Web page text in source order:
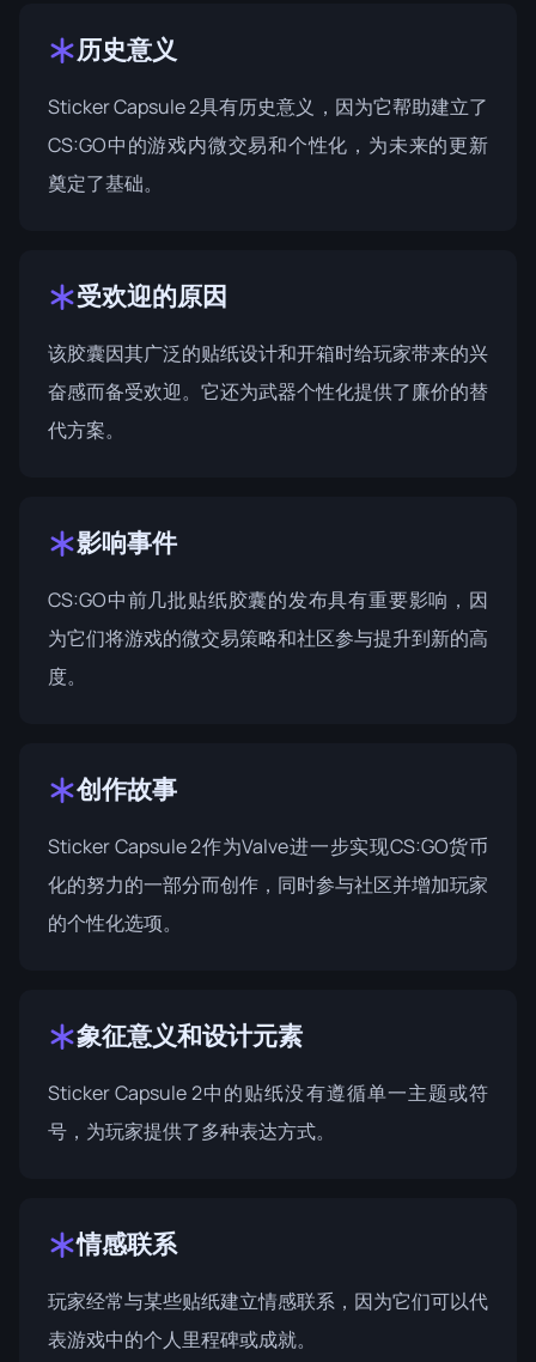
历史意义
Sticker Capsule 2具有历史意义，因为它帮助建立了
CS:GO中的游戏内微交易和个性化，为未来的更新
奠定了基础。
受欢迎的原因
该胶囊因其广泛的贴纸设计和开箱时给玩家带来的兴
奋感而备受欢迎。它还为武器个性化提供了廉价的替
代方案。
影响事件
CS:GO中前几批贴纸胶囊的发布具有重要影响，因
为它们将游戏的微交易策略和社区参与提升到新的高
度。
创作故事
Sticker Capsule 2作为Valve进一步实现CS:GO货币
化的努力的一部分而创作，同时参与社区并增加玩家
的个性化选项。
象征意义和设计元素
Sticker Capsule 2中的贴纸没有遵循单一主题或符
号，为玩家提供了多种表达方式。
情感联系
玩家经常与某些贴纸建立情感联系，因为它们可以代
表游戏中的个人里程碑或成就。